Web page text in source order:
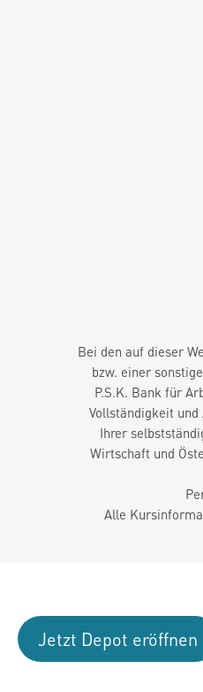
Bei den auf dieser
bzw. einer
P.S.K. Bank für
Vollständigkeit
Ihrer
Wirtschaft und
Alle
Jetzt Depot eröffnen